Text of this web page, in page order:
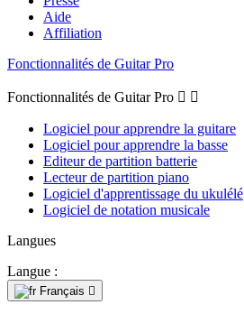
Aide
Affiliation
Fonctionnalités de Guitar Pro
Fonctionnalités de Guitar Pro  
Logiciel pour apprendre la guitare
Logiciel pour apprendre la basse
Editeur de partition batterie
Lecteur de partition piano
Logiciel d'apprentissage du ukulélé
Logiciel de notation musicale
Langues
Langue :
Français 